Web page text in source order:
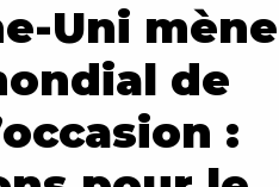
Uni mène
de
: